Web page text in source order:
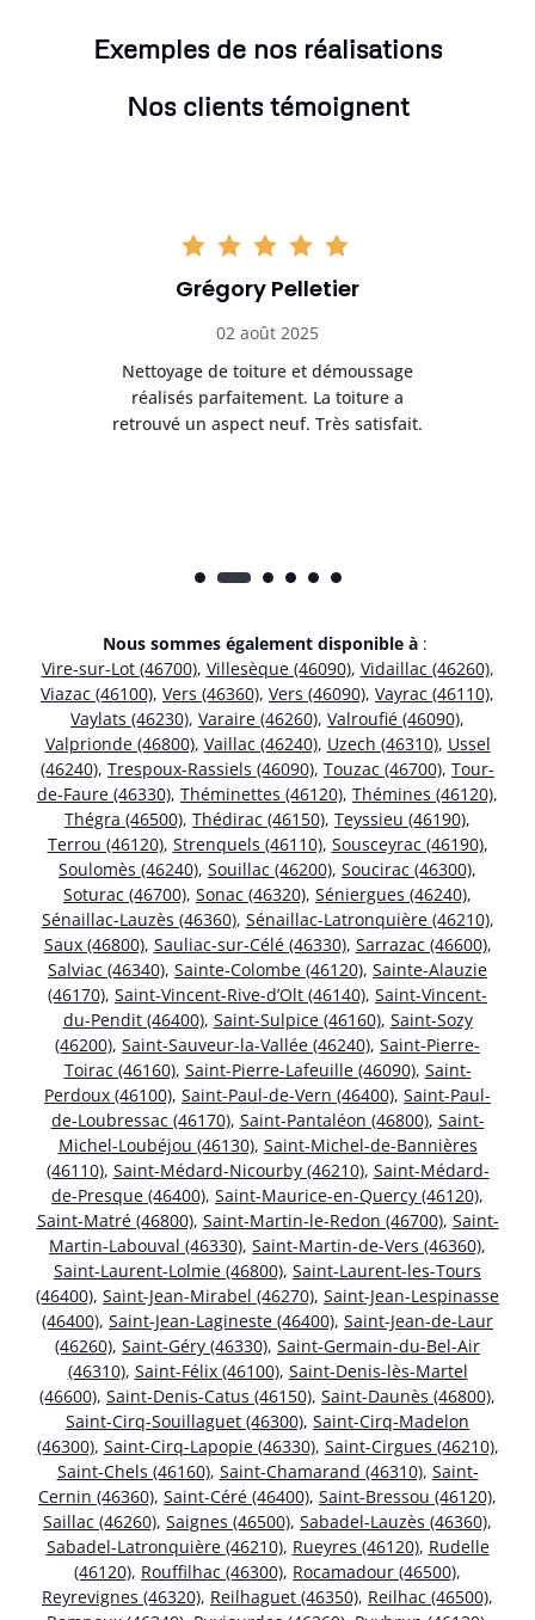
Exemples de nos réalisations
Nos clients témoignent
Grégory Pelletier
02 août 2025
Nettoyage de toiture et démoussage
réalisés parfaitement. La toiture a
retrouvé un aspect neuf. Très satisfait.
Nous sommes également disponible à :
Vire-sur-Lot (46700), Villesèque (46090), Vidaillac (46260),
Viazac (46100), Vers (46360), Vers (46090), Vayrac (46110),
Vaylats (46230), Varaire (46260), Valroufié (46090),
Valprionde (46800), Vaillac (46240), Uzech (46310), Ussel
(46240), Trespoux-Rassiels (46090), Touzac (46700), Tour-
de-Faure (46330), Théminettes (46120), Thémines (46120),
Thégra (46500), Thédirac (46150), Teyssieu (46190),
Terrou (46120), Strenquels (46110), Sousceyrac (46190),
Soulomès (46240), Souillac (46200), Soucirac (46300),
Soturac (46700), Sonac (46320), Séniergues (46240),
Sénaillac-Lauzès (46360), Sénaillac-Latronquière (46210),
Saux (46800), Sauliac-sur-Célé (46330), Sarrazac (46600),
Salviac (46340), Sainte-Colombe (46120), Sainte-Alauzie
(46170), Saint-Vincent-Rive-d’Olt (46140), Saint-Vincent-
du-Pendit (46400), Saint-Sulpice (46160), Saint-Sozy
(46200), Saint-Sauveur-la-Vallée (46240), Saint-Pierre-
Toirac (46160), Saint-Pierre-Lafeuille (46090), Saint-
Perdoux (46100), Saint-Paul-de-Vern (46400), Saint-Paul-
de-Loubressac (46170), Saint-Pantaléon (46800), Saint-
Michel-Loubéjou (46130), Saint-Michel-de-Bannières
(46110), Saint-Médard-Nicourby (46210), Saint-Médard-
de-Presque (46400), Saint-Maurice-en-Quercy (46120),
Saint-Matré (46800), Saint-Martin-le-Redon (46700), Saint-
Martin-Labouval (46330), Saint-Martin-de-Vers (46360),
Saint-Laurent-Lolmie (46800), Saint-Laurent-les-Tours
(46400), Saint-Jean-Mirabel (46270), Saint-Jean-Lespinasse
(46400), Saint-Jean-Lagineste (46400), Saint-Jean-de-Laur
(46260), Saint-Géry (46330), Saint-Germain-du-Bel-Air
(46310), Saint-Félix (46100), Saint-Denis-lès-Martel
(46600), Saint-Denis-Catus (46150), Saint-Daunès (46800),
Saint-Cirq-Souillaguet (46300), Saint-Cirq-Madelon
(46300), Saint-Cirq-Lapopie (46330), Saint-Cirgues (46210),
Saint-Chels (46160), Saint-Chamarand (46310), Saint-
Cernin (46360), Saint-Céré (46400), Saint-Bressou (46120),
Saillac (46260), Saignes (46500), Sabadel-Lauzès (46360),
Sabadel-Latronquière (46210), Rueyres (46120), Rudelle
(46120), Rouffilhac (46300), Rocamadour (46500),
Reyrevignes (46320), Reilhaguet (46350), Reilhac (46500),